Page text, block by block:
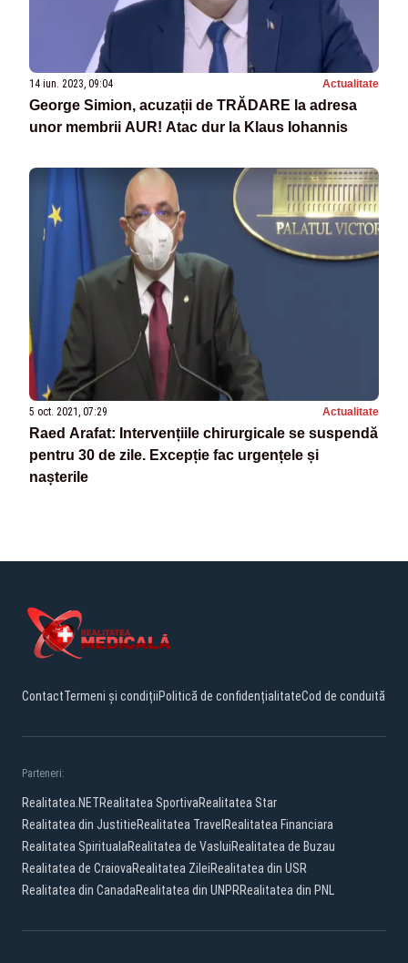
14 iun. 2023, 09:04 Actualitate
George Simion, acuzații de TRĂDARE la adresa
unor membrii AUR! Atac dur la Klaus Iohannis
5 oct. 2021, 07:29 Actualitate
Raed Arafat: Intervențiile chirurgicale se suspendă
pentru 30 de zile. Excepție fac urgențele și
nașterile
ContactTermeni și condițiiPolitică de confidențialitateCod de conduită
Parteneri:
Realitatea.NETRealitatea SportivaRealitatea Star
Realitatea din JustitieRealitatea Travel Realitatea Financiara
Realitatea SpiritualaRealitatea de VasluiRealitatea de Buzau
Realitatea de CraiovaRealitatea ZileiRealitatea din USR
Realitatea din CanadaRealitatea din UNPRRealitatea din PNL